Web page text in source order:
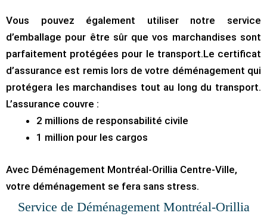
Vous pouvez également utiliser notre service
d’emballage pour être sûr que vos marchandises sont
parfaitement protégées pour le transport.Le certificat
d’assurance est remis lors de votre déménagement qui
protégera les marchandises tout au long du transport.
L’assurance couvre :
2 millions de responsabilité civile
1 million pour les cargos
Avec Déménagement Montréal-Orillia Centre-Ville,
votre déménagement se fera sans stress.
Service de Déménagement Montréal-Orillia